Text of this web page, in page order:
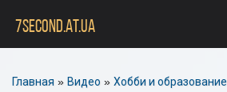
7SECOND.AT.UA
Главная » Видео » Хобби и образование